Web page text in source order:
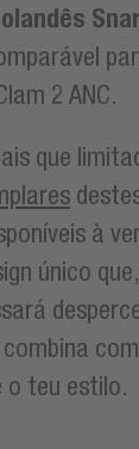
2 ANC.
que
à
único
o teu estilo.